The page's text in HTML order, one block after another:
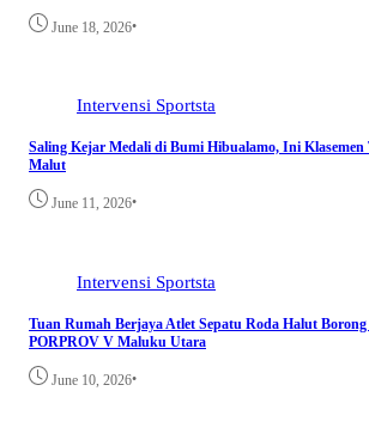
June 18, 2026•
Intervensi Sportsta
Saling Kejar Medali di Bumi Hibualamo, Ini
Malut
June 11, 2026•
Intervensi Sportsta
Tuan Rumah Berjaya Atlet Sepatu Roda Halut
PORPROV V Maluku Utara
June 10, 2026•